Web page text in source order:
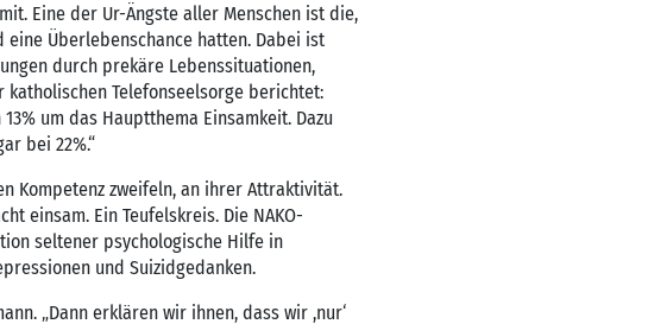
Eine der Ur-Ängste aller Menschen ist die,
Überlebenschance hatten. Dabei ist
durch prekäre Lebenssituationen,
Telefonseelsorge berichtet:
um das Hauptthema Einsamkeit. Dazu
bei 22%.“
Kompetenz zweifeln, an ihrer Attraktivität.
einsam. Ein Teufelskreis. Die NAKO-
seltener psychologische Hilfe in
und Suizidgedanken.
„Dann erklären wir ihnen, dass wir ,nur‘